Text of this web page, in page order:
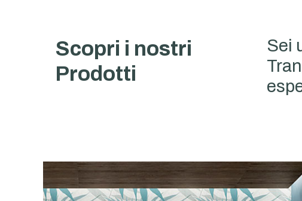
Scopri i nostri
Prodotti
Sei